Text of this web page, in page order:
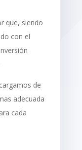
que, siendo
con el
de
adecuada
cada